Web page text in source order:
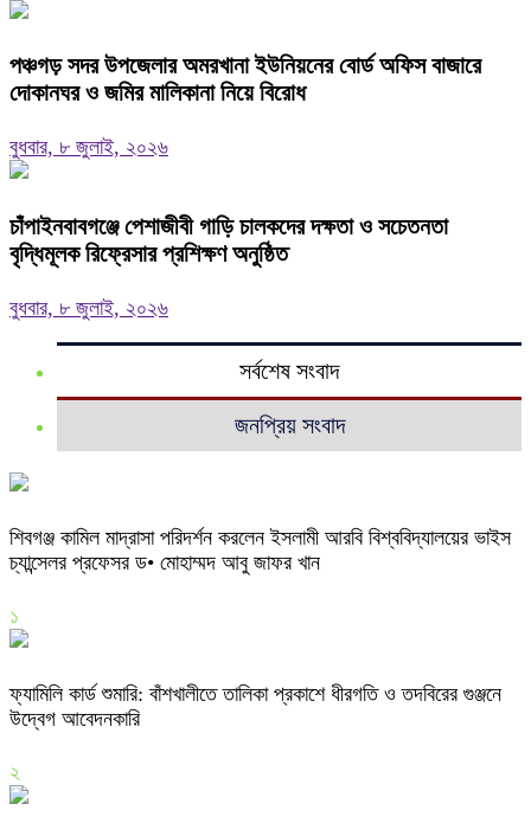
পঞ্চগড় সদর উপজেলার অমরখানা ইউনিয়নের বোর্ড অফিস বাজারে
দোকানঘর ও জমির মালিকানা নিয়ে বিরোধ
বুধবার, ৮ জুলাই, ২০২৬
চাঁপাইনবাবগঞ্জে পেশাজীবী গাড়ি চালকদের দক্ষতা ও সচেতনতা
বৃদ্ধিমূলক রিফ্রেসার প্রশিক্ষণ অনুষ্ঠিত
বুধবার, ৮ জুলাই, ২০২৬
সর্বশেষ সংবাদ
জনপ্রিয় সংবাদ
শিবগঞ্জ কামিল মাদ্রাসা পরিদর্শন করলেন ইসলামী আরবি বিশ্ববিদ্যালয়ের ভাইস
চ্যান্সেলর প্রফেসর ড• মোহাম্মদ আবু জাফর খান
১
ফ্যামিলি কার্ড শুমারি: বাঁশখালীতে তালিকা প্রকাশে ধীরগতি ও তদবিরের গুঞ্জনে
উদ্বেগ আবেদনকারি
২